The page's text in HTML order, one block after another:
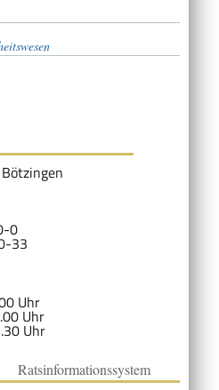
0
33
Uhr
Uhr
Uhr
Ratsinformationssystem